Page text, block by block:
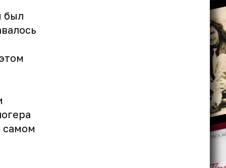
был
самом